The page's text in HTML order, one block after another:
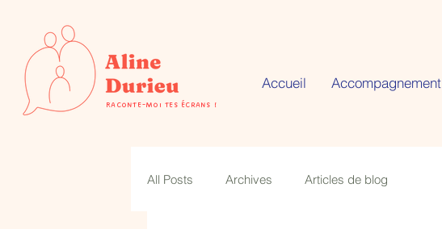
Raconte-moi tes écrans !
Accueil Accompagnement
All Posts Archives Articles de blog